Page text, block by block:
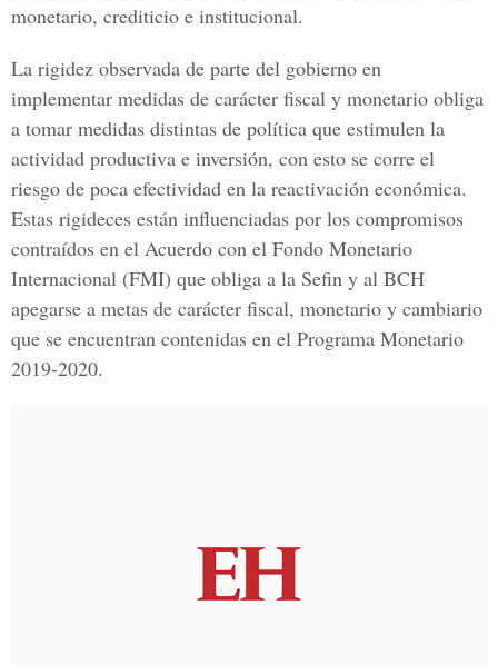
monetario, crediticio e institucional.
La rigidez observada de parte del gobierno en
implementar medidas de carácter fiscal y monetario obliga
a tomar medidas distintas de política que estimulen la
actividad productiva e inversión, con esto se corre el
riesgo de poca efectividad en la reactivación económica.
Estas rigideces están influenciadas por los compromisos
contraídos en el Acuerdo con el Fondo Monetario
Internacional (FMI) que obliga a la Sefin y al BCH
apegarse a metas de carácter fiscal, monetario y cambiario
que se encuentran contenidas en el Programa Monetario
2019-2020.